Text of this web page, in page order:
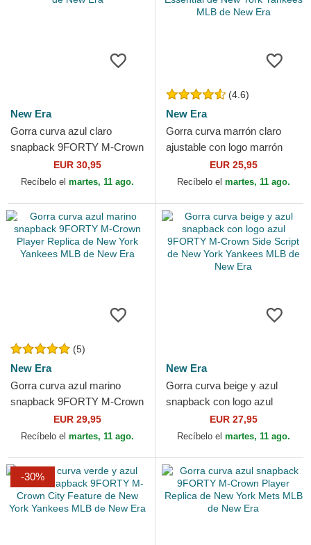
New Era
Gorra curva azul claro
snapback 9FORTY M-Crown
Linen de New York Mets
MLB de New Era
EUR 30,95
Recíbelo el martes, 11 ago.
(4.6)
New Era
Gorra curva marrón claro
ajustable con logo marrón
claro para mujer 9FORTY
League Essential de...
EUR 25,95
Recíbelo el martes, 11 ago.
(5)
New Era
Gorra curva azul marino
snapback 9FORTY M-Crown
Player Replica de New York
Yankees MLB de New Era
EUR 29,95
Recíbelo el martes, 11 ago.
New Era
Gorra curva beige y azul
snapback con logo azul
9FORTY M-Crown Side
Script de New York
EUR 27,95
Recíbelo el martes, 11 ago.
-30%